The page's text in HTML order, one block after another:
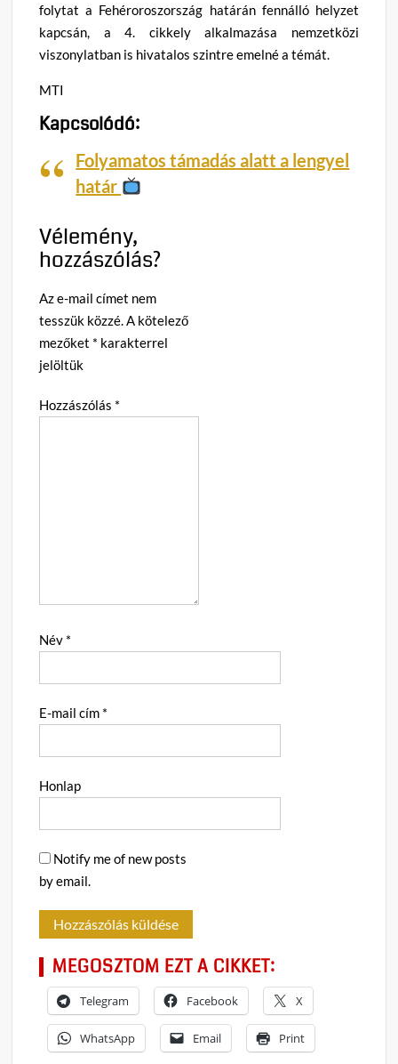
folytat a Fehéroroszország határán fennálló helyzet
kapcsán, a 4. cikkely alkalmazása nemzetközi
viszonylatban is hivatalos szintre emelné a témát.
MTI
Kapcsolódó:
Folyamatos támadás alatt a lengyel
határ
Vélemény,
hozzászólás?
Az e-mail címet nem
tesszük közzé.A kötelező
mezőket * karakterrel
jelöltük
Hozzászólás *
Név *
E-mail cím *
Honlap
Notify me of new posts
by email.
MEGOSZTOM EZT A CIKKET:
Telegram Facebook X
WhatsApp Email Print